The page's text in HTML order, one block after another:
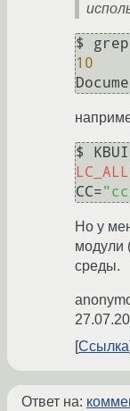
10
$
CC=
Но у
модули
среды.
Ссылка
Ответ на: